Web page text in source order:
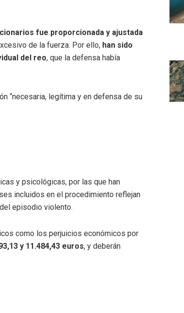
fue proporcionada y ajustada
de la fuerza. Por ello, han sido
del reo, que la defensa había
“necesaria, legítima y en defensa de su
y psicológicas, por las que han
incluidos en el procedimiento reflejan
episodio violento.
como los perjuicios económicos por
y 11.484,43 euros, y deberán